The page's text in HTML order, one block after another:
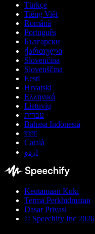
Türkçe
Tiếng Việt
Română
Português
Български
ქართული
Slovenčina
Slovenščina
Eesti
Hrvatski
Ελληνικά
Lietuvių
עברית
Bahasa Indonesia
বাংলা
Català
اردو
Keutamaan Kuki
Terma Perkhidmatan
Dasar Privasi
© Speechify Inc 2026